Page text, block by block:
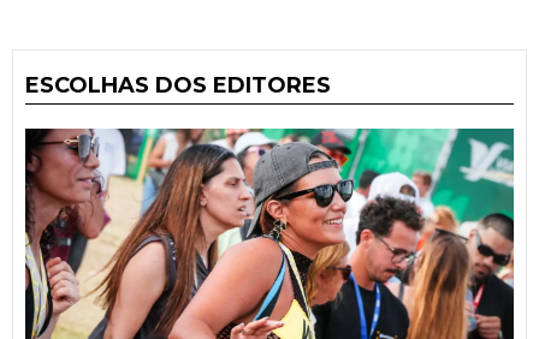
ESCOLHAS DOS EDITORES